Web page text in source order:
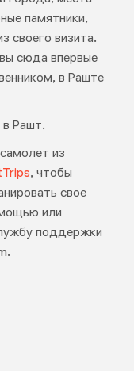
памятники,
своего визита.
сюда впервые
в Раште
Рашт.
из
, чтобы
свое
или
поддержки